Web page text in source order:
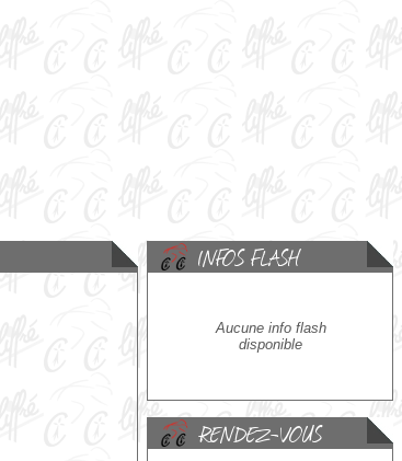
Aucune info flash
disponible